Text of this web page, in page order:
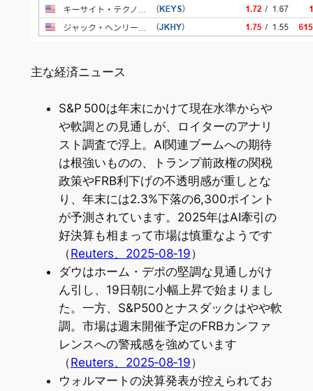
主な経済ニュース
S&P 500は年末にかけて現在水準からや
や軟調との見通しが、ロイターのアナリ
スト調査で浮上。AI関連ブームへの期待
は根強いものの、トランプ前政権の関税
政策やFRB利下げの不透明感が重しとな
り、年末には2.3%下落の6,300ポイント
が予測されています。2025年はAI牽引の
好決算も相まって市場は慎重なようです
（Reuters、2025‑08‑19）
ダウはホーム・デポの堅調な見通しがけ
ん引し、19日朝に小幅上昇で始まりまし
た。一方、S&P500とナスダックはやや軟
調。市場は週末開催予定のFRBカンファ
レンスへの警戒感を強めています
（Reuters、2025‑08‑19）
ウォルマートの決算発表が控えられてお